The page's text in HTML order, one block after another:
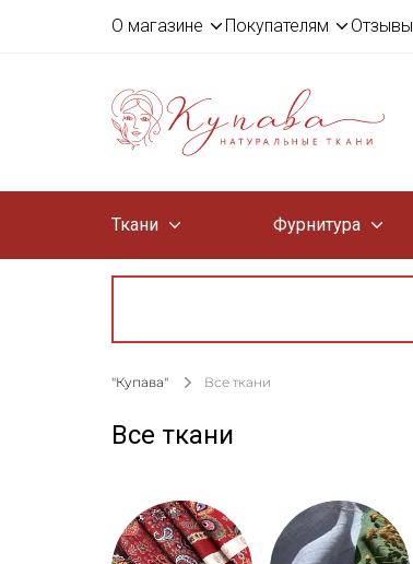
О магазине Покупателям Отзывы
Ткани Фурнитура
"Купава" Все ткани
Все ткани